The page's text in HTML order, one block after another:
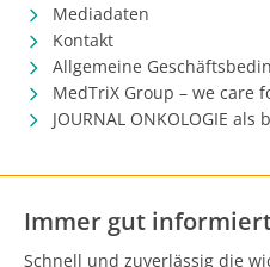
Mediadaten
Kontakt
Allgemeine
MedTriX Group – we care
JOURNAL ONKOLOGIE
Immer gut
Schnell und zuverlässig die